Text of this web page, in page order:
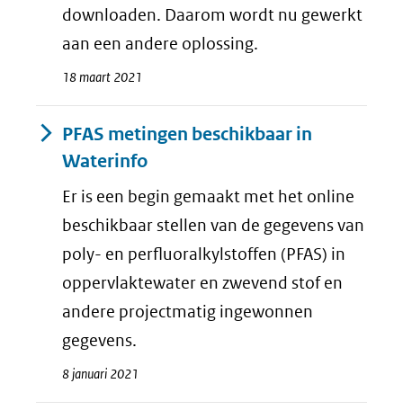
downloaden. Daarom wordt nu gewerkt
aan een andere oplossing.
18 maart 2021
PFAS metingen beschikbaar in
Waterinfo
Er is een begin gemaakt met het online
beschikbaar stellen van de gegevens van
poly- en perfluoralkylstoffen (PFAS) in
oppervlaktewater en zwevend stof en
andere projectmatig ingewonnen
gegevens.
8 januari 2021